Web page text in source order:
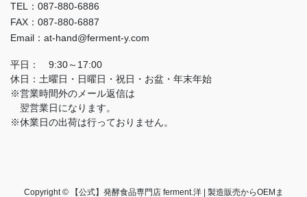
TEL：087-880-6886
FAX：087-880-6887
Email：at-hand@ferment-y.com
平日： 9:30～17:00
休日：土曜日・日曜日・祝日・お盆・年末年始
※営業時間外のメール返信は
翌営業日になります。
※休業日の出荷は行っておりません。
Copyright © 【公式】発酵食品専門店 ferment.洋 | 製造販売からOEMま